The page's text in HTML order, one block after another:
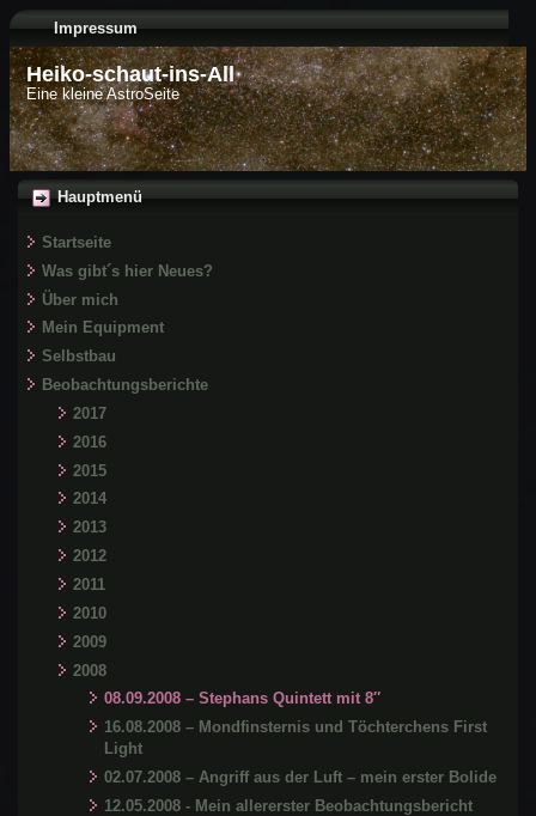
Impressum
Heiko-schaut-ins-All
Eine kleine AstroSeite
Hauptmenü
Startseite
Was gibt´s hier Neues?
Über mich
Mein Equipment
Selbstbau
Beobachtungsberichte
2017
2016
2015
2014
2013
2012
2011
2010
2009
2008
08.09.2008 – Stephans Quintett mit 8″
16.08.2008 – Mondfinsternis und Töchterchens First
Light
02.07.2008 – Angriff aus der Luft – mein erster Bolide
12.05.2008 - Mein allererster Beobachtungsbericht